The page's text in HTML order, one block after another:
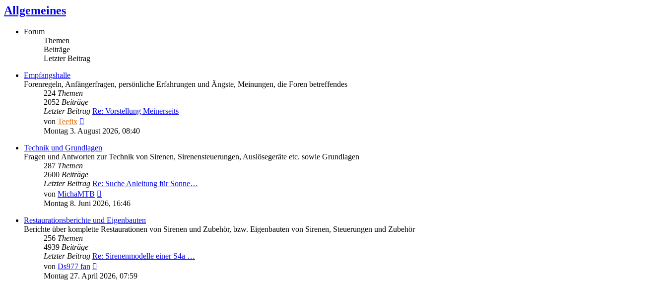
Allgemeines
Forum
Themen
Beiträge
Letzter Beitrag
Empfangshalle
Forenregeln, Anfängerfragen, persönliche Erfahrungen und Ängste, Meinungen, die Foren betreffendes
224 Themen
2052 Beiträge
Letzter Beitrag Re: Vorstellung Meinerseits
von Teefix
Beitrag
Montag 3. August 2026, 08:40
Technik und Grundlagen
Fragen und Antworten zur Technik von Sirenen, Sirenensteuerungen, Auslösegeräte etc. sowie Grundlagen
287 Themen
2600 Beiträge
Letzter Beitrag Re: Suche Anleitung für Sonne…
von MichaMTB
Beitrag
Montag 8. Juni 2026, 16:46
Restaurationsberichte und Eigenbauten
Berichte über komplette Restaurationen von Sirenen und Zubehör, bzw. Eigenbauten von Sirenen, Steuerungen und Zubehör
256 Themen
4939 Beiträge
Letzter Beitrag Re: Sirenenmodelle einer S4a …
von Ds977 fan
Beitrag
Montag 27. April 2026, 07:59